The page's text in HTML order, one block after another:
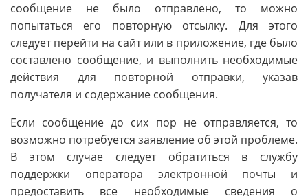
сообщение не было отправлено, то можно
попытаться его повторную отсылку. Для этого
следует перейти на сайт или в приложение, где было
составлено сообщение, и выполнить необходимые
действия для повторной отправки, указав
получателя и содержание сообщения.
Если сообщение до сих пор не отправляется, то
возможно потребуется заявление об этой проблеме.
В этом случае следует обратиться в службу
поддержки оператора электронной почты и
предоставить все необходимые сведения о